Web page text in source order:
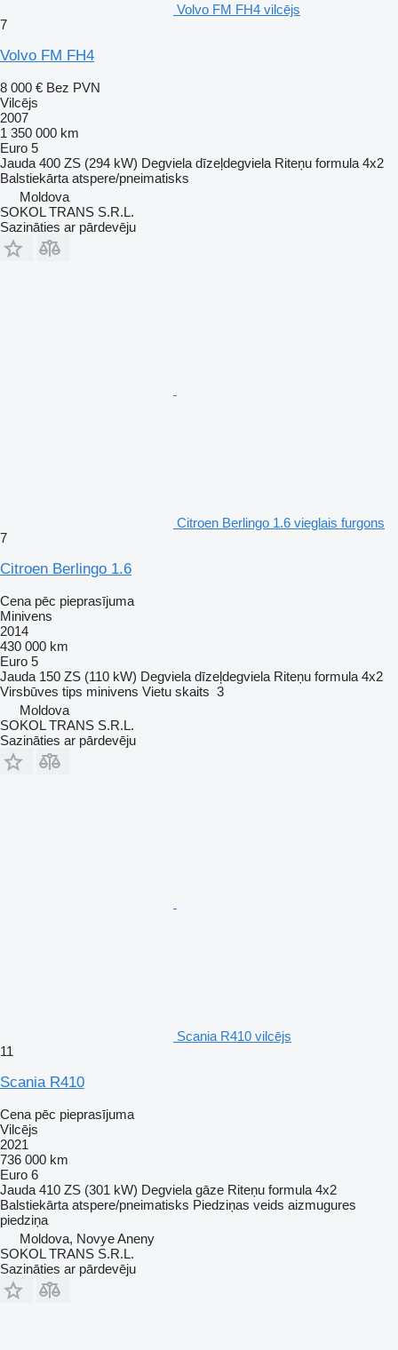
Volvo FM FH4 vilcējs
7
Volvo FM FH4
8 000 € Bez PVN
Vilcējs
2007
1 350 000 km
Euro 5
Jauda 400 ZS (294 kW) Degviela dīzeļdegviela Riteņu formula 4x2
Balstiekārta atspere/pneimatisks
Moldova
SOKOL TRANS S.R.L.
Sazināties ar pārdevēju
Citroen Berlingo 1.6 vieglais furgons
7
Citroen Berlingo 1.6
Cena pēc pieprasījuma
Minivens
2014
430 000 km
Euro 5
Jauda 150 ZS (110 kW) Degviela dīzeļdegviela Riteņu formula 4x2
Virsbūves tips minivens Vietu skaits 3
Moldova
SOKOL TRANS S.R.L.
Sazināties ar pārdevēju
Scania R410 vilcējs
11
Scania R410
Cena pēc pieprasījuma
Vilcējs
2021
736 000 km
Euro 6
Jauda 410 ZS (301 kW) Degviela gāze Riteņu formula 4x2
Balstiekārta atspere/pneimatisks Piedziņas veids aizmugures
piedziņa
Moldova, Novye Aneny
SOKOL TRANS S.R.L.
Sazināties ar pārdevēju